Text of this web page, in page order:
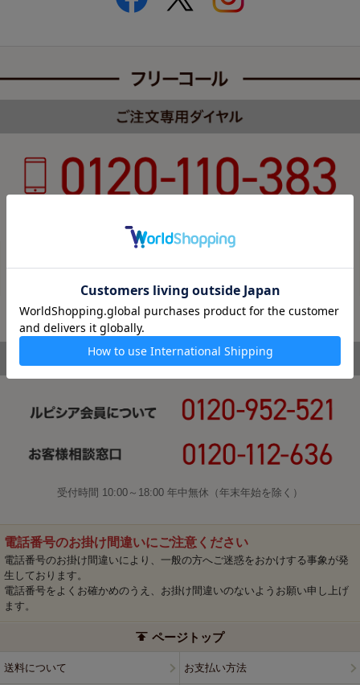
受付時間 8:00～22:00 年中無休（年末年始を除く）
受付時間 10:00～18:00 年中無休（年末年始を除く）
電話番号のお掛け間違いにご注意ください
電話番号のお掛け間違いにより、一般の方へご迷惑をおかけする事象が発
生しております。
電話番号をよくお確かめのうえ、お掛け間違いのないようお願い申し上げ
ます。
ページトップ
送料について お支払い方法